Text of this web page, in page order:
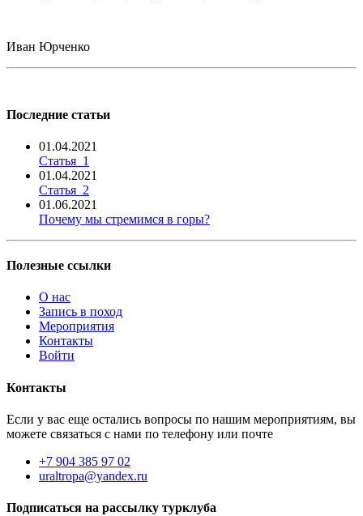
Иван Юрченко
Последние статьи
01.04.2021
Статья_1
01.04.2021
Статья_2
01.06.2021
Почему мы стремимся в горы?
Полезные ссылки
О нас
Запись в поход
Мероприятия
Контакты
Войти
Контакты
Если у вас еще остались вопросы по нашим мероприятиям, вы
можете связаться с нами по телефону или почте
+7 904 385 97 02
uraltropa@yandex.ru
Подписаться на рассылку турклуба